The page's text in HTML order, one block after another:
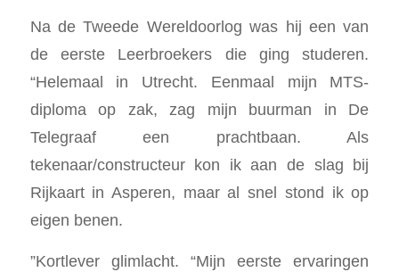
Na de Tweede Wereldoorlog was hij een van
de eerste Leerbroekers die ging studeren.
“Helemaal in Utrecht. Eenmaal mijn MTS-
diploma op zak, zag mijn buurman in De
Telegraaf een prachtbaan. Als
tekenaar/constructeur kon ik aan de slag bij
Rijkaart in Asperen, maar al snel stond ik op
eigen benen.
”Kortlever glimlacht. “Mijn eerste ervaringen